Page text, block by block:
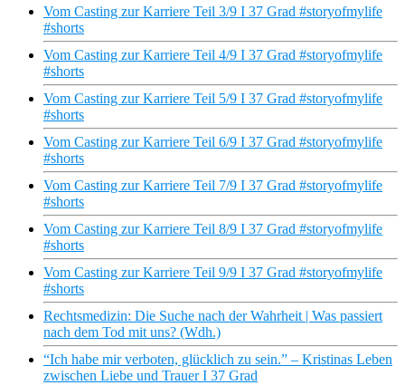
Vom Casting zur Karriere Teil 3/9 I 37 Grad #storyofmylife
#shorts
Vom Casting zur Karriere Teil 4/9 I 37 Grad #storyofmylife
#shorts
Vom Casting zur Karriere Teil 5/9 I 37 Grad #storyofmylife
#shorts
Vom Casting zur Karriere Teil 6/9 I 37 Grad #storyofmylife
#shorts
Vom Casting zur Karriere Teil 7/9 I 37 Grad #storyofmylife
#shorts
Vom Casting zur Karriere Teil 8/9 I 37 Grad #storyofmylife
#shorts
Vom Casting zur Karriere Teil 9/9 I 37 Grad #storyofmylife
#shorts
Rechtsmedizin: Die Suche nach der Wahrheit | Was passiert
nach dem Tod mit uns? (Wdh.)
“Ich habe mir verboten, glücklich zu sein.” – Kristinas Leben
zwischen Liebe und Trauer I 37 Grad